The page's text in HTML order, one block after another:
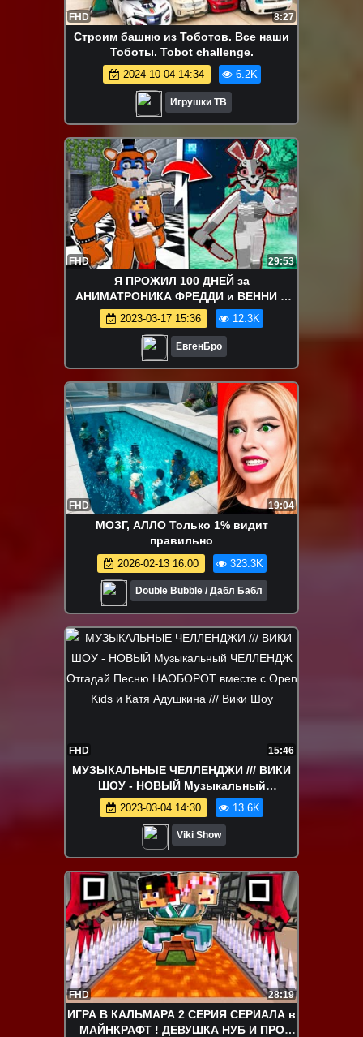
FHD 8:27
Строим башню из Тоботов. Все наши
Тоботы. Tobot challenge.
2024-10-04 14:34 6.2K
Игрушки ТВ
FHD 29:53
Я ПРОЖИЛ 100 ДНЕЙ за
АНИМАТРОНИКА ФРЕДДИ и ВЕННИ в
МАЙНКРАФТ ! ДЕВУШКА ВИДЕО
ТРОЛЛИНГ MINECRAFT FNAF
2023-03-17 15:36 12.3K
ЕвгенБро
FHD 19:04
МОЗГ, АЛЛО Только 1% видит
правильно
2026-02-13 16:00 323.3K
Double Bubble / Дабл Бабл
FHD 15:46
МУЗЫКАЛЬНЫЕ ЧЕЛЛЕНДЖИ /// ВИКИ
ШОУ - НОВЫЙ Музыкальный
ЧЕЛЛЕНДЖ Отгадай Песню НАОБОРОТ
вместе с Open Kids и Катя Адушкина ///
Вики Шоу
2023-03-04 14:30 13.6K
Viki Show
FHD 28:19
ИГРА В КАЛЬМАРА 2 СЕРИЯ СЕРИАЛА в
МАЙНКРАФТ ! ДЕВУШКА НУБ И ПРО